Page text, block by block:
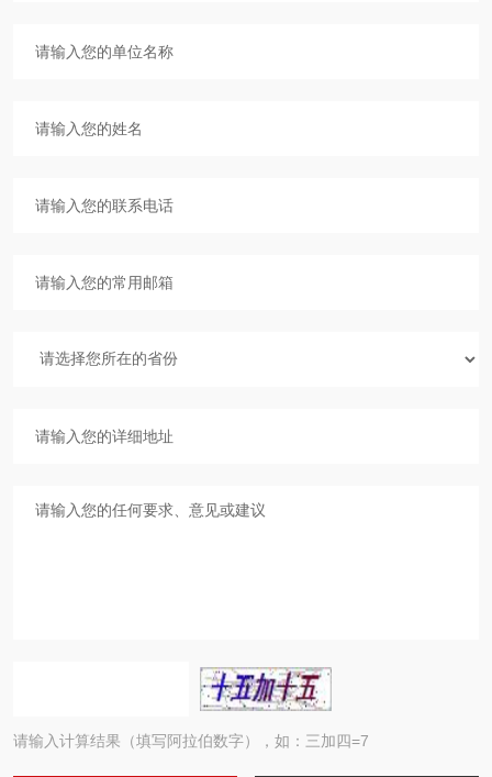
请输入计算结果（填写阿拉伯数字），如：三加四=7